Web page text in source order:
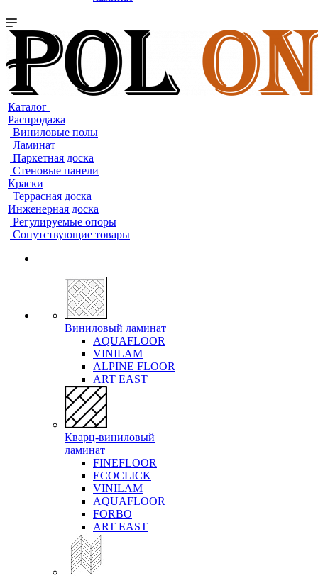
Каталог
Распродажа
Виниловые полы
Ламинат
Паркетная доска
Стеновые панели
Краски
Террасная доска
Инженерная доска
Регулируемые опоры
Сопутствующие товары
Виниловый ламинат
AQUAFLOOR
VINILAM
ALPINE FLOOR
ART EAST
Кварц-виниловый
ламинат
FINEFLOOR
ECOCLICK
VINILAM
AQUAFLOOR
FORBO
ART EAST